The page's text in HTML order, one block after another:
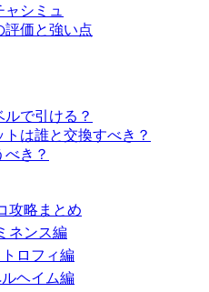
シミュ
評価と強い点
ルで引ける？
は誰と交換すべき？
き？
攻略まとめ
ネンス編
ロフィ編
ルヘイム編